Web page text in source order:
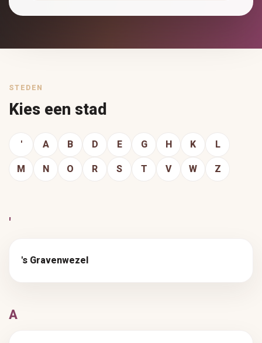
STEDEN
Kies een stad
' A B D E G H K L
M N O R S T V W Z
'
's Gravenwezel
A